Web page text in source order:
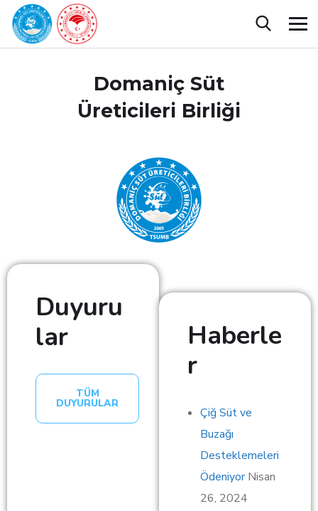
Domaniç Süt
Üreticileri Birliği
Duyuru
lar
TÜM
DUYURULAR
Haberle
r
Çiğ Süt ve
Buzağı
Desteklemeleri
Ödeniyor Nisan
26, 2024